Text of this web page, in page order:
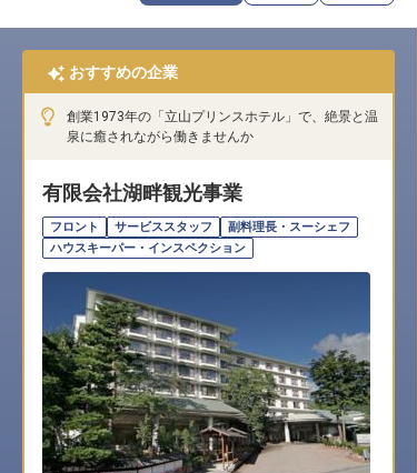
採用をお考えの企業様へ
おすすめの企業
創業1973年の「立山プリンスホテル」で、絶景と温
泉に癒されながら働きませんか
有限会社湖畔観光事業
フロント サービススタッフ
副料理長・スーシェフ
ハウスキーパー・インスペクション